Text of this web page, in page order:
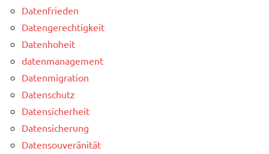
Datenfrieden
Datengerechtigkeit
Datenhoheit
datenmanagement
Datenmigration
Datenschutz
Datensicherheit
Datensicherung
Datensouveränität